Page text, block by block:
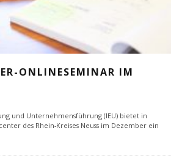
ONLINESEMINAR IM
und Unternehmensführung (IEU) bietet in
des Rhein-Kreises Neuss im Dezember ein